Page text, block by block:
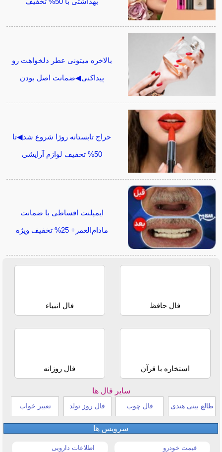
بالاخره میتونی عطر دلخواهت رو
پیداکنی◀ضمانت اصل بودن
حراج تابستانه روژا شروع شد◀تا
50% تخفیف لوازم آرایشی
ایمپلنت اقساطی با ضمانت
مادام‌العمر+ 25% تخفیف ویژه
فال حافظ فال انبیاء
استخاره با قرآن فال روزانه
سایر فال ها
طالع بینی هندی فال چوب فال روز تولد تعبیر خواب
سرویس ها
قیمت خودرو اطلاعات دارویی